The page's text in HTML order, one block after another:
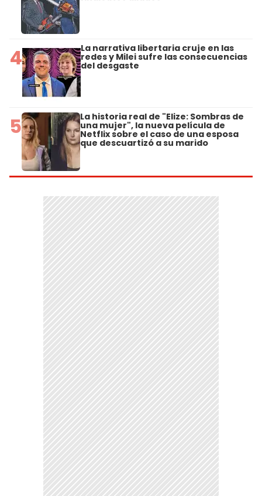
4 La narrativa libertaria cruje en las
redes y Milei sufre las consecuencias
del desgaste
5 La historia real de "Elize: Sombras de
una mujer", la nueva película de
Netflix sobre el caso de una esposa
que descuartizó a su marido